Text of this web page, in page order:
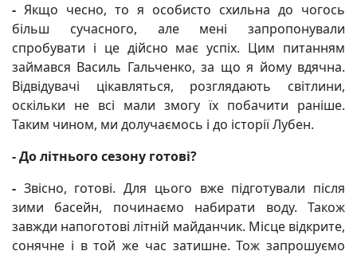
- Якщо чесно, то я особисто схильна до чогось
більш сучасного, але мені запропонували
спробувати і це дійсно має успіх. Цим питанням
займався Василь Гальченко, за що я йому вдячна.
Відвідувачі цікавляться, розглядають світлини,
оскільки не всі мали змогу їх побачити раніше.
Таким чином, ми долучаємось і до історії Лубен.
- До літнього сезону готові?
- Звісно, готові. Для цього вже підготували після
зими басейн, починаємо набирати воду. Також
завжди напоготові літній майданчик. Місце відкрите,
сонячне і в той же час затишне. Тож запрошуємо